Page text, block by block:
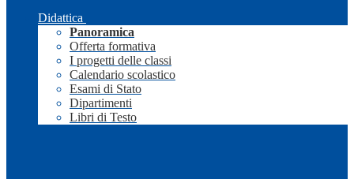
Didattica
Panoramica
Offerta formativa
I progetti delle classi
Calendario scolastico
Esami di Stato
Dipartimenti
Libri di Testo